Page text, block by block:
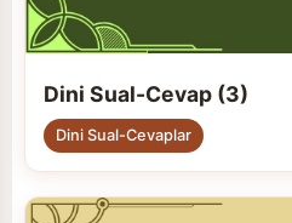
Dini Sual-Cevap (3)
Dini Sual-Cevaplar